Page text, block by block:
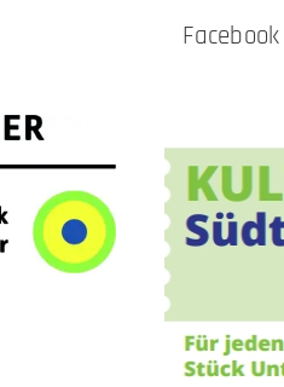
Facebook